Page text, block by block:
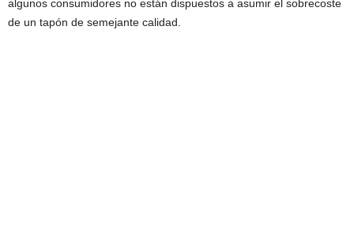
algunos consumidores no están dispuestos a asumir el sobrecoste
de un tapón de semejante calidad.